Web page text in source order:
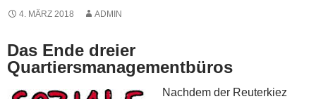
4. MÄRZ 2018 ADMIN
Das Ende dreier
Quartiersmanagementbüros
Nachdem der Reuterkiez